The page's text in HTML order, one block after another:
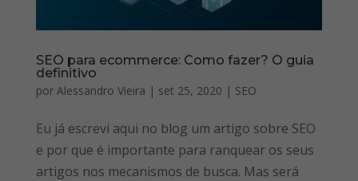
SEO para ecommerce: Como fazer? O guia
definitivo
por Alessandro Vieira | set 25, 2020 | SEO
Eu já escrevi aqui no blog um artigo sobre SEO
e por que é importante para ranquear os seus
artigos nos mecanismos de busca. Mas será